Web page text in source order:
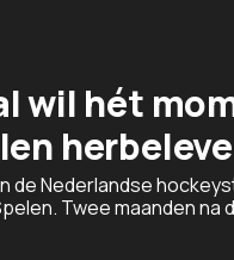
wil hét
de Nederlandse
Twee maanden